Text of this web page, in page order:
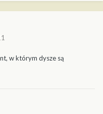
w którym dysze są